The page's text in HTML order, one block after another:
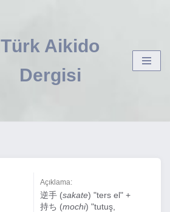
Türk Aikido
Dergisi
Açıklama:
逆手 (sakate) "ters el" +
持ち (mochi) "tutuş,